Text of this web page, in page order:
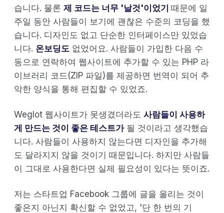
습니다. 물론 제 코드는 너무 '날것'이었기 때문에 일
주일 동안 사람들이 보기에 괜찮은 수준의 코딩을 했
습니다. 디자인도 없고 단순한 인터페이스만 있었습
니다. 온보딩도 없었어요. 사람들이 가입한 다음 수
동으로 연락하여 웹사이트에 추가할 수 있는 PHP 라
이브러리 코드(ZIP 파일)를 제공하면 번역이 되어 추
악한 양식을 통해 편집할 수 있었죠.
Weglot 웹사이트가 못생겼더라도 사람들이 사용하
게 만드는 것이 좋은 테스트가될 것이라고 생각했습
니다. 사람들이 사용하지 않는다면 디자인을 추가해
도 달라지지 않을 것이기 때문입니다. 하지만 사람들
이 그대로 사용한다면 실제 필요성이 있다는 뜻이죠.
저는 스타트업 Facebook 그룹에 글을 올리는 것이
좋은지 아닌지 확신할 수 없었고, '단 한 번의 기